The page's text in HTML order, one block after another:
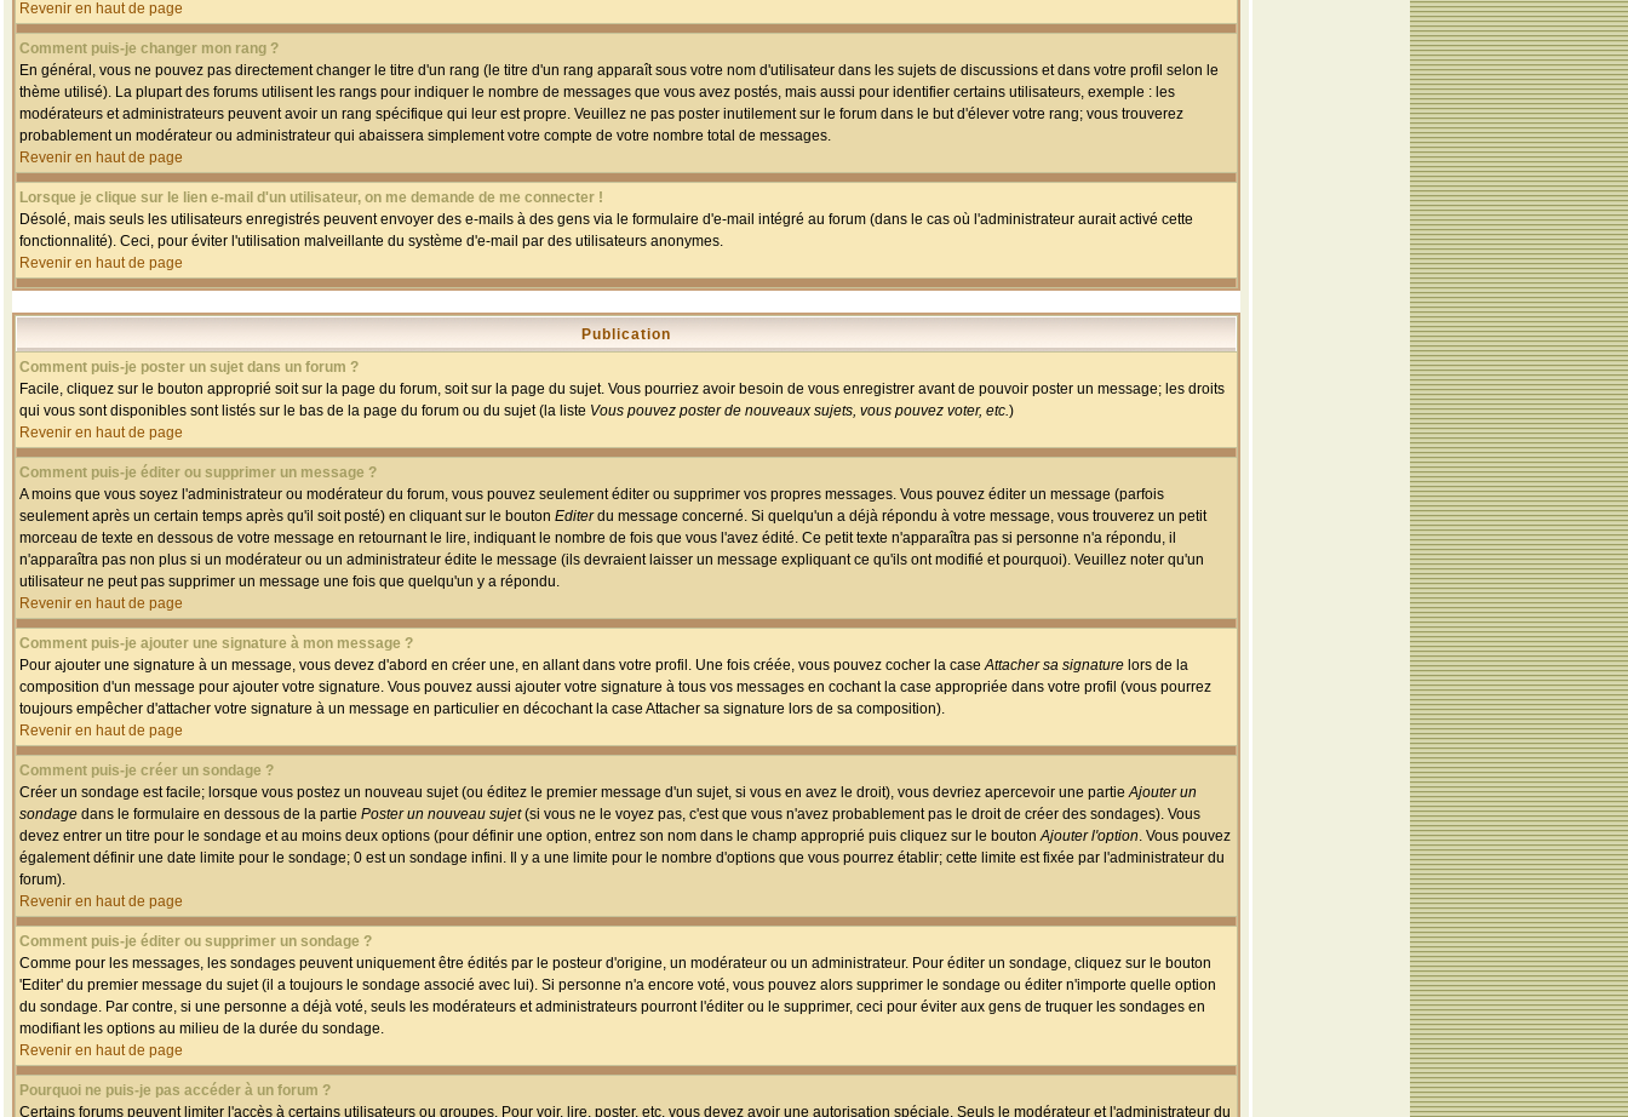
Revenir en haut de page
Comment puis-je changer mon rang ?
En général, vous ne pouvez pas directement changer le titre d'un rang (le titre d'un rang apparaît sous votre nom d'utilisateur dans les sujets de discussions et dans votre profil selon le
thème utilisé). La plupart des forums utilisent les rangs pour indiquer le nombre de messages que vous avez postés, mais aussi pour identifier certains utilisateurs, exemple : les
modérateurs et administrateurs peuvent avoir un rang spécifique qui leur est propre. Veuillez ne pas poster inutilement sur le forum dans le but d'élever votre rang; vous trouverez
probablement un modérateur ou administrateur qui abaissera simplement votre compte de votre nombre total de messages.
Revenir en haut de page
Lorsque je clique sur le lien e-mail d'un utilisateur, on me demande de me connecter !
Désolé, mais seuls les utilisateurs enregistrés peuvent envoyer des e-mails à des gens via le formulaire d'e-mail intégré au forum (dans le cas où l'administrateur aurait activé cette
fonctionnalité). Ceci, pour éviter l'utilisation malveillante du système d'e-mail par des utilisateurs anonymes.
Revenir en haut de page
Publication
Comment puis-je poster un sujet dans un forum ?
Facile, cliquez sur le bouton approprié soit sur la page du forum, soit sur la page du sujet. Vous pourriez avoir besoin de vous enregistrer avant de pouvoir poster un message; les droits
qui vous sont disponibles sont listés sur le bas de la page du forum ou du sujet (la liste Vous pouvez poster de nouveaux sujets, vous pouvez voter, etc.)
Revenir en haut de page
Comment puis-je éditer ou supprimer un message ?
A moins que vous soyez l'administrateur ou modérateur du forum, vous pouvez seulement éditer ou supprimer vos propres messages. Vous pouvez éditer un message (parfois
seulement après un certain temps après qu'il soit posté) en cliquant sur le bouton Editerdu message concerné. Si quelqu'un a déjà répondu à votre message, vous trouverez un petit
morceau de texte en dessous de votre message en retournant le lire, indiquant le nombre de fois que vous l'avez édité. Ce petit texte n'apparaîtra pas si personne n'a répondu, il
n'apparaîtra pas non plus si un modérateur ou un administrateur édite le message (ils devraient laisser un message expliquant ce qu'ils ont modifié et pourquoi). Veuillez noter qu'un
utilisateur ne peut pas supprimer un message une fois que quelqu'un y a répondu.
Revenir en haut de page
Comment puis-je ajouter une signature à mon message ?
Pour ajouter une signature à un message, vous devez d'abord en créer une, en allant dans votre profil. Une fois créée, vous pouvez cocher la caseAttacher sa signature lors de la
composition d'un message pour ajouter votre signature. Vous pouvez aussi ajouter votre signature à tous vos messages en cochant la case appropriée dans votre profil (vous pourrez
toujours empêcher d'attacher votre signature à un message en particulier en décochant la case Attacher sa signature lors de sa composition).
Revenir en haut de page
Comment puis-je créer un sondage ?
Créer un sondage est facile; lorsque vous postez un nouveau sujet (ou éditez le premier message d'un sujet, si vous en avez le droit), vous devriez apercevoir une partieAjouter un
sondage dans le formulaire en dessous de la partie Poster un nouveau sujet(si vous ne le voyez pas, c'est que vous n'avez probablement pas le droit de créer des sondages). Vous
devez entrer un titre pour le sondage et au moins deux options (pour définir une option, entrez son nom dans le champ approprié puis cliquez sur le boutonAjouter l'option. Vous pouvez
également définir une date limite pour le sondage; 0 est un sondage infini. Il y a une limite pour le nombre d'options que vous pourrez établir; cette limite est fixée par l'administrateur du
forum).
Revenir en haut de page
Comment puis-je éditer ou supprimer un sondage ?
Comme pour les messages, les sondages peuvent uniquement être édités par le posteur d'origine, un modérateur ou un administrateur. Pour éditer un sondage, cliquez sur le bouton
'Editer' du premier message du sujet (il a toujours le sondage associé avec lui). Si personne n'a encore voté, vous pouvez alors supprimer le sondage ou éditer n'importe quelle option
du sondage. Par contre, si une personne a déjà voté, seuls les modérateurs et administrateurs pourront l'éditer ou le supprimer, ceci pour éviter aux gens de truquer les sondages en
modifiant les options au milieu de la durée du sondage.
Revenir en haut de page
Pourquoi ne puis-je pas accéder à un forum ?
Certains forums peuvent limiter l'accès à certains utilisateurs ou groupes. Pour voir, lire, poster, etc. vous devez avoir une autorisation spéciale. Seuls le modérateur et l'administrateur du